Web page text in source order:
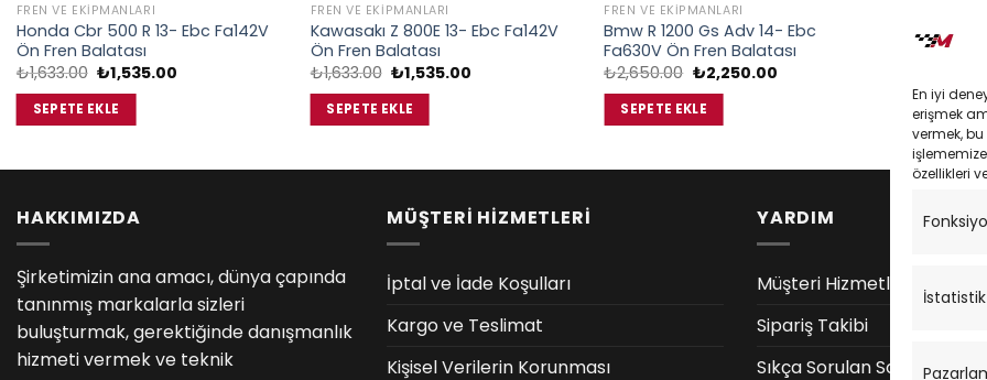
En iyi
erişmek
vermek,
özellikleri
İstatistik
FREN VE EKIPMANLARI
Honda Cbr 500 R 13- Ebc Fa142V
Ön Fren Balatası
₺1,633.00 Orijinal
fiyat:
₺1,633.00.
₺1,535.00
SEPETE EKLE
FREN VE EKIPMANLARI
Kawasakı Z 800E 13- Ebc Fa142V
Ön Fren Balatası
₺1,633.00 Orijinal
fiyat:
₺1,633.00.
₺1,535.00Şu
SEPETE EKLE
FREN VE EKIPMANLARI
Bmw R 1200 Gs Adv 14- Ebc
Fa630V Ön Fren Balatası
₺2,650.00 Orijinal
fiyat:
₺2,650.00.
₺2,250.00Şu
SEPETE EKLE
Bmw F
Fren
SEPETE
HAKKIMIZDA
Şirketimizin ana amacı, dünya çapında
tanınmış markalarla sizleri
buluşturmak, gerektiğinde danışmanlık
hizmeti vermek ve teknik
MÜŞTERİ HİZMETLERİ
İptal ve İade Koşulları
Kargo ve Teslimat
Kişisel Verilerin Korunması
YARDIM
Müşteri Hizmetleri
Sipariş Takibi
Sıkça Sorulan Sorular